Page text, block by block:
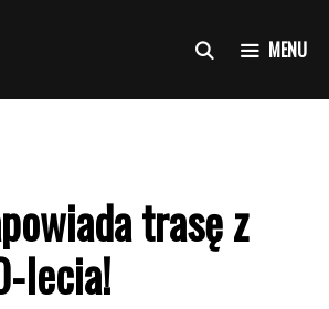
MENU
trasę z
lecia!